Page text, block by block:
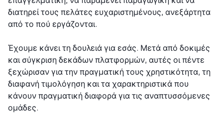
διατηρεί τους πελάτες ευχαριστημένους, ανεξάρτητα
από το πού εργάζονται.
Έχουμε κάνει τη δουλειά για εσάς. Μετά από δοκιμές
και σύγκριση δεκάδων πλατφορμών, αυτές οι πέντε
ξεχώρισαν για την πραγματική τους χρηστικότητα, τη
διαφανή τιμολόγηση και τα χαρακτηριστικά που
κάνουν πραγματική διαφορά για τις αναπτυσσόμενες
ομάδες.